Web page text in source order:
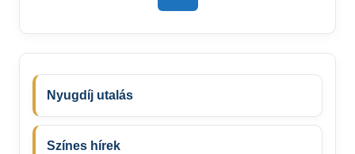
Nyugdíj utalás
Színes hírek